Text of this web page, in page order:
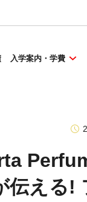
入学案内・学費
える!